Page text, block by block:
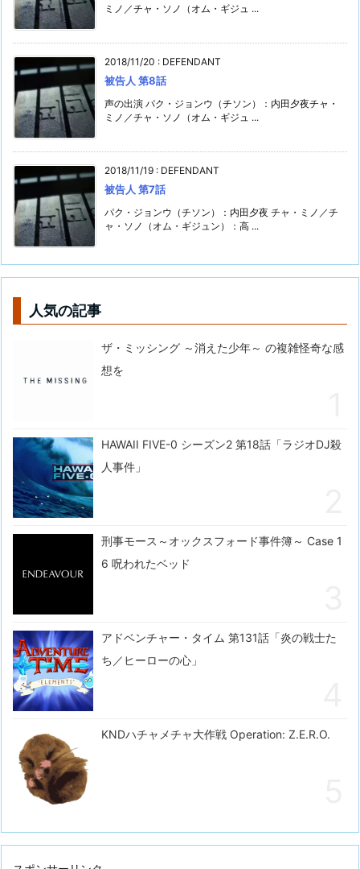
ミノ／チャ・ソノ（オム・ギジュ ...
2018/11/20 : DEFENDANT
被告人 第8話
声の出演 パク・ジョンウ（チソン）：内田夕夜チャ・
ミノ／チャ・ソノ（オム・ギジュ ...
2018/11/19 : DEFENDANT
被告人 第7話
パク・ジョンウ（チソン）：内田夕夜 チャ・ミノ／チ
ャ・ソノ（オム・ギジュン）：高 ...
人気の記事
ザ・ミッシング ～消えた少年～ の複雑怪奇な感
想を
HAWAII FIVE-0 シーズン2 第18話「ラジオDJ殺
人事件」
刑事モース～オックスフォード事件簿～ Case 1
6 呪われたベッド
アドベンチャー・タイム 第131話「炎の戦士た
ち／ヒーローの心」
KNDハチャメチャ大作戦 Operation: Z.E.R.O.